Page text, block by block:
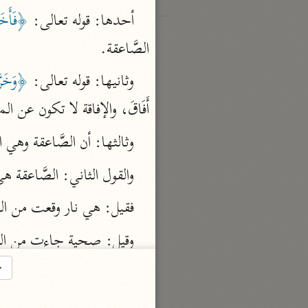
أحدها: قوله تعالى:
الصَّاعقة.
وثانيها: قوله تعالى:
أَفَاقَ، والإفاقة لا تكون عن
وثالثها: أن الصَّاعقة
والقول الثاني:
فقيل: هي نار وقعت من
وقيل: صحية جاءت من
وقيل: أرسل الله